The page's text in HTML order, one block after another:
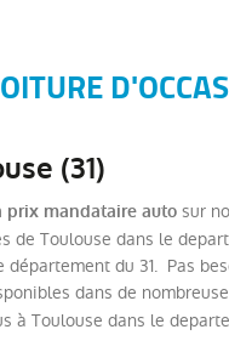
(31)
prix mandataire auto sur
de Toulouse dans le
du 31. Pas
dans de
à Toulouse dans le